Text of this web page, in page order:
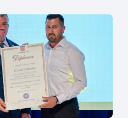
2026. u
predavanje i pozdrav
24. listopada, održavat će se
te okrugli stolovi na